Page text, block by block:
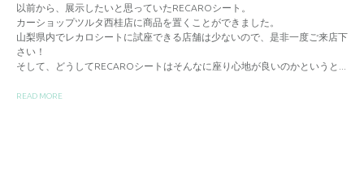
以前から、展示したいと思っていたRECAROシート。
カーショップツルタ西桂店に商品を置くことができました。
山梨県内でレカロシートに試座できる店舗は少ないので、是非一度ご来店下
さい！
そして、どうしてRECAROシートはそんなに座り心地が良いのかというと...
READ MORE